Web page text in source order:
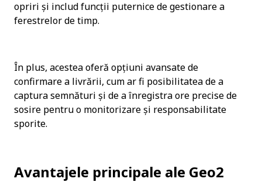
opriri și includ funcții puternice de gestionare a
ferestrelor de timp.
În plus, acestea oferă opțiuni avansate de
confirmare a livrării, cum ar fi posibilitatea de a
captura semnături și de a înregistra ore precise de
sosire pentru o monitorizare și responsabilitate
sporite.
Avantajele principale ale Geo2